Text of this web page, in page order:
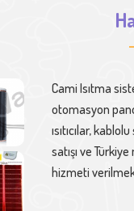
Cami Isıtma
otomasyon
ısıtıcılar,
satışı ve
hizmeti